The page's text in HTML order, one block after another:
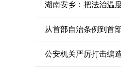
湖南安乡：把法治温
从首部自治条例到首
公安机关严厉打击编